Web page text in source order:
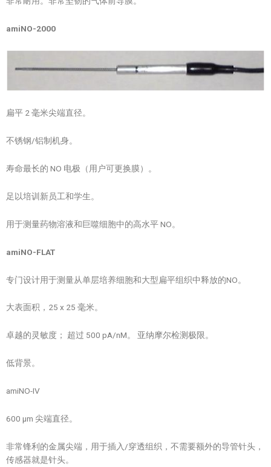
amiNO-2000
扁平 2 毫米尖端直径。
不锈钢/铝制机身。
寿命最长的 NO 电极（用户可更换膜）。
足以培训新员工和学生。
用于测量药物溶液和巨噬细胞中的高水平 NO。
amiNO-FLAT
专门设计用于测量从单层培养细胞和大型扁平组织中释放的NO。
大表面积，25 x 25 毫米。
卓越的灵敏度； 超过 500 pA/nM。 亚纳摩尔检测极限。
低背景。
amiNO-IV
600 µm 尖端直径。
非常锋利的金属尖端，用于插入/穿透组织，不需要额外的导管针头，
传感器就是针头。